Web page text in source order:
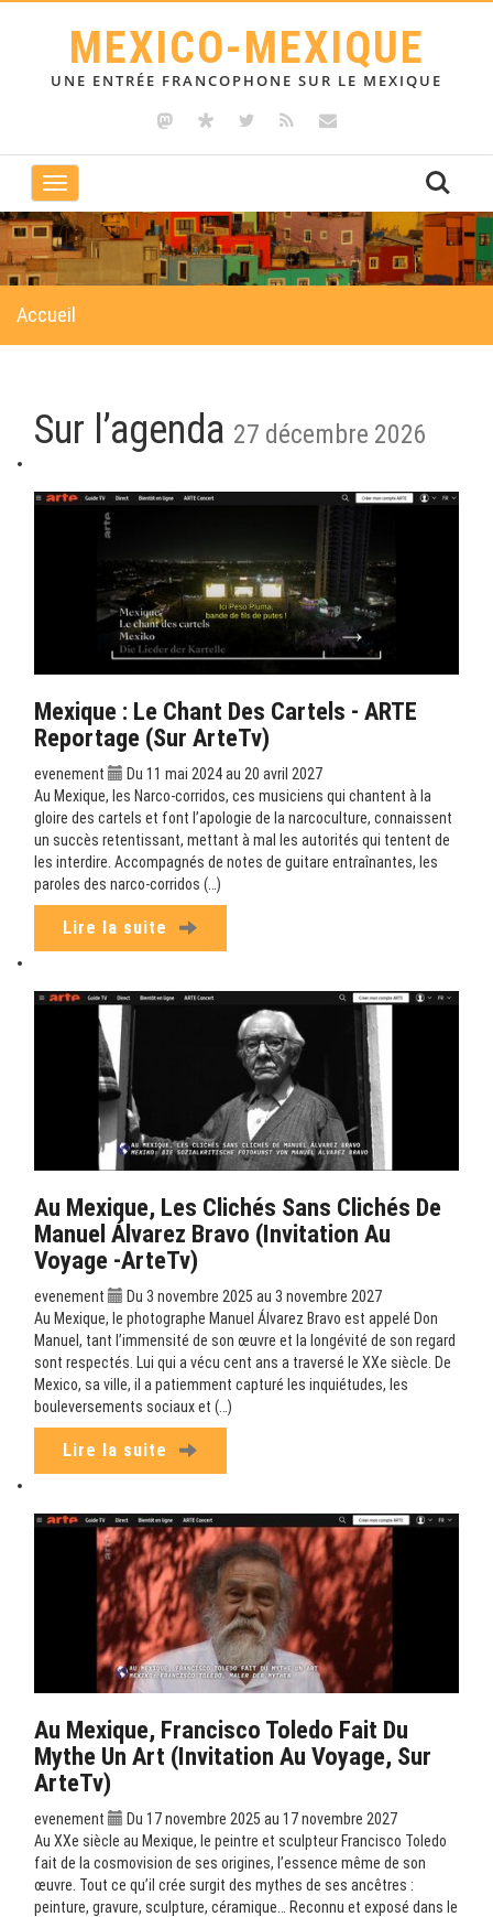
MEXICO-MEXIQUE
UNE ENTRÉE FRANCOPHONE SUR LE MEXIQUE
Toggle
navigation
Accueil
Sur l’agenda 27 décembre 2026
Mexique : Le Chant Des Cartels - ARTE
Reportage (sur ArteTv)
evenement
Du 11 mai 2024 au 20 avril 2027
Au Mexique, les Narco-corridos, ces musiciens qui chantent à la
gloire des cartels et font l’apologie de la narcoculture, connaissent
un succès retentissant, mettant à mal les autorités qui tentent de
les interdire. Accompagnés de notes de guitare entraînantes, les
paroles des narco-corridos (…)
Lire la suite
Au Mexique, Les Clichés Sans Clichés De
Manuel Álvarez Bravo (Invitation Au
Voyage -ArteTv)
evenement
Du 3 novembre 2025 au 3 novembre 2027
Au Mexique, le photographe Manuel Álvarez Bravo est appelé Don
Manuel, tant l’immensité de son œuvre et la longévité de son regard
sont respectés. Lui qui a vécu cent ans a traversé le XXe siècle. De
Mexico, sa ville, il a patiemment capturé les inquiétudes, les
bouleversements sociaux et (…)
Lire la suite
Au Mexique, Francisco Toledo Fait Du
Mythe Un Art (Invitation Au Voyage, Sur
ArteTv)
evenement
Du 17 novembre 2025 au 17 novembre 2027
Au XXe siècle au Mexique, le peintre et sculpteur Francisco Toledo
fait de la cosmovision de ses origines, l’essence même de son
œuvre. Tout ce qu’il crée surgit des mythes de ses ancêtres :
peinture, gravure, sculpture, céramique… Reconnu et exposé dans le